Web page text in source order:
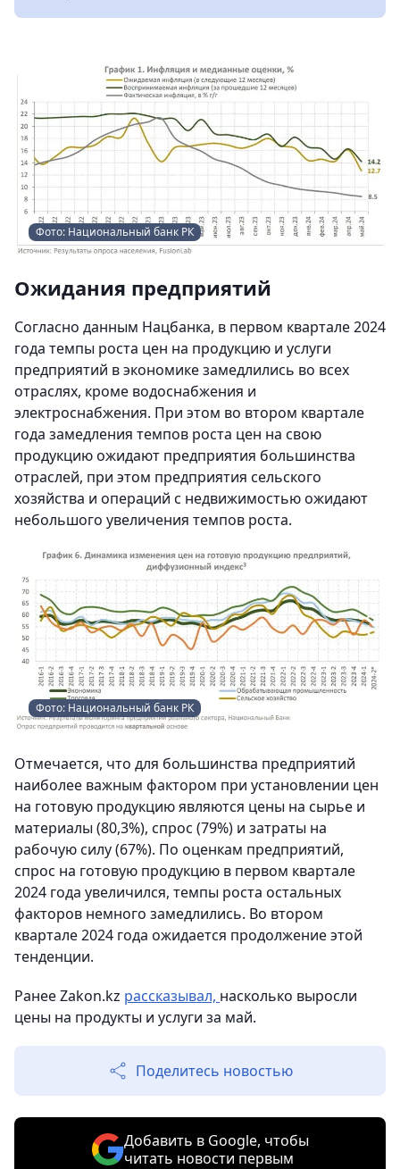
Фото: Национальный банк РК
Ожидания предприятий
Согласно данным Нацбанка, в первом квартале 2024
года темпы роста цен на продукцию и услуги
предприятий в экономике замедлились во всех
отраслях, кроме водоснабжения и
электроснабжения. При этом во втором квартале
года замедления темпов роста цен на свою
продукцию ожидают предприятия большинства
отраслей, при этом предприятия сельского
хозяйства и операций с недвижимостью ожидают
небольшого увеличения темпов роста.
Фото: Национальный банк РК
Отмечается, что для большинства предприятий
наиболее важным фактором при установлении цен
на готовую продукцию являются цены на сырье и
материалы (80,3%), спрос (79%) и затраты на
рабочую силу (67%). По оценкам предприятий,
спрос на готовую продукцию в первом квартале
2024 года увеличился, темпы роста остальных
факторов немного замедлились. Во втором
квартале 2024 года ожидается продолжение этой
тенденции.
Ранее Zakon.kz рассказывал, насколько выросли
цены на продукты и услуги за май.
Поделитесь новостью
Добавить в Google, чтобы
читать новости первым